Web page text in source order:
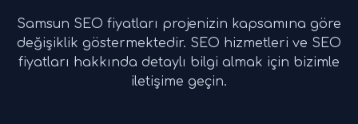
Samsun SEO fiyatları projenizin kapsamına göre
değişiklik göstermektedir. SEO hizmetleri ve SEO
fiyatları hakkında detaylı bilgi almak için bizimle
iletişime geçin.